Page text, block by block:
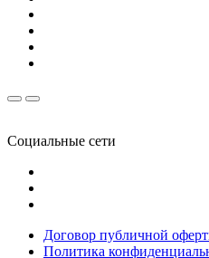
Социальные сети
Договор публичной
Политика